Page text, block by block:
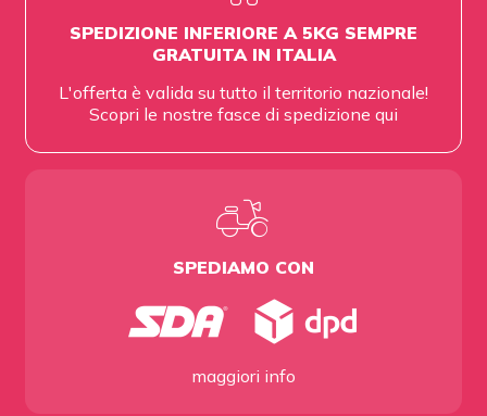
SPEDIZIONE INFERIORE A 5KG SEMPRE
GRATUITA IN ITALIA
L'offerta è valida su tutto il territorio nazionale!
Scopri le nostre fasce di spedizione qui
SPEDIAMO CON
maggiori info